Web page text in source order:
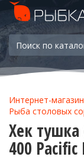
Интернет-
Рыба столовых
Хек
400